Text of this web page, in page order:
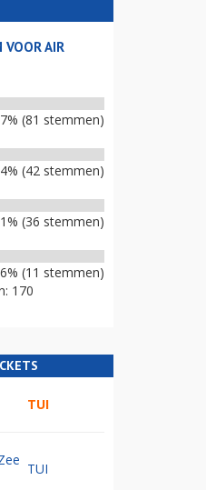
VOOR AIR
(81 stemmen)
(42 stemmen)
(36 stemmen)
6% (11 stemmen)
170
TUI
TUI